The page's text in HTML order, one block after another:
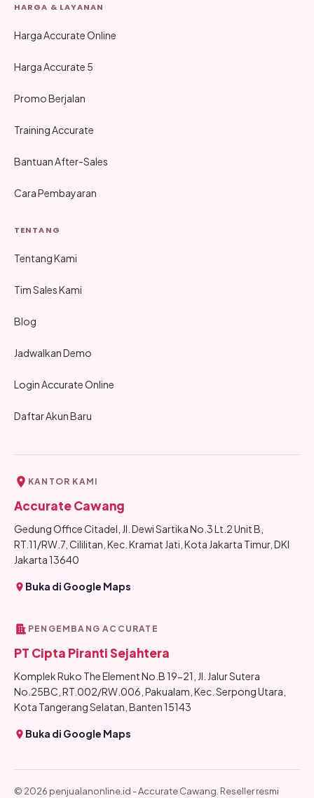
HARGA & LAYANAN
Harga Accurate Online
Harga Accurate 5
Promo Berjalan
Training Accurate
Bantuan After-Sales
Cara Pembayaran
TENTANG
Tentang Kami
Tim Sales Kami
Blog
Jadwalkan Demo
Login Accurate Online
Daftar Akun Baru
KANTOR KAMI
Accurate Cawang
Gedung Office Citadel, Jl. Dewi Sartika No.3 Lt.2 Unit B,
RT.11/RW.7, Cililitan, Kec. Kramat Jati, Kota Jakarta Timur, DKI
Jakarta 13640
Buka di Google Maps
PENGEMBANG ACCURATE
PT Cipta Piranti Sejahtera
Komplek Ruko The Element No.B 19-21, Jl. Jalur Sutera
No.25BC, RT.002/RW.006, Pakualam, Kec. Serpong Utara,
Kota Tangerang Selatan, Banten 15143
Buka di Google Maps
© 2026 penjualanonline.id - Accurate Cawang. Reseller resmi